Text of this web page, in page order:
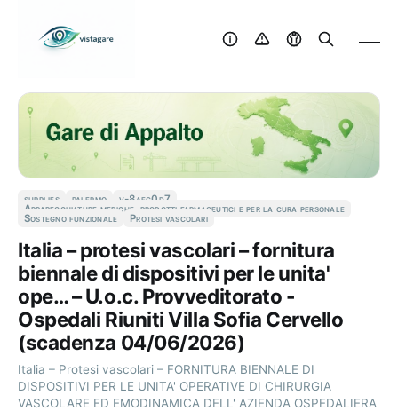
supplies palermo v-8aec0d7
Apparecchiature mediche, prodotti farmaceutici e per la cura personale
Sostegno funzionale Protesi vascolari
Italia – protesi vascolari – fornitura
biennale di dispositivi per le unita'
ope… – U.o.c. Provveditorato -
Ospedali Riuniti Villa Sofia Cervello
(scadenza 04/06/2026)
Italia – Protesi vascolari – FORNITURA BIENNALE DI
DISPOSITIVI PER LE UNITA' OPERATIVE DI CHIRURGIA
VASCOLARE ED EMODINAMICA DELL' AZIENDA OSPEDALIERA